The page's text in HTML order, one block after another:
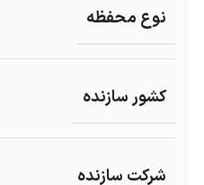
نوع محفظه
کشور سازنده
شرکت سازنده